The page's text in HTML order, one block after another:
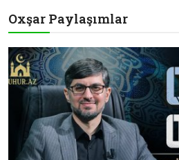
Oxşar Paylaşımlar